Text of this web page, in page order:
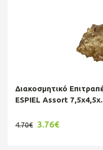
Διακοσμητικό
ESPIEL Assort
4.70€ 3.76€